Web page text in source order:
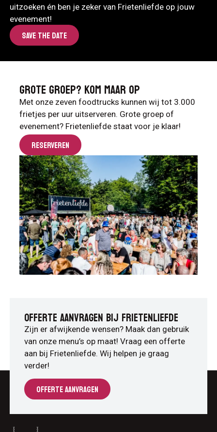
uitzoeken én ben je zeker van Frietenliefde op jouw
evenement!
SAVE THE DATE
Grote groep? kom maar op
Met onze zeven foodtrucks kunnen wij tot 3.000
frietjes per uur uitserveren. Grote groep of
evenement? Frietenliefde staat voor je klaar!
RESERVEREN
OFFERTE AANVRAGEN BIJ FRIETENLIEFDE
Zijn er afwijkende wensen? Maak dan gebruik
van onze menu’s op maat! Vraag een offerte
aan bij Frietenliefde. Wij helpen je graag
verder!
OFFERTE AANVRAGEN